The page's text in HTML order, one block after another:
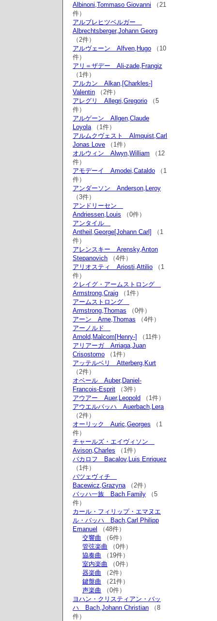
Albinoni,Tommaso Giovanni （21
件）
アルブレヒツベルガー
Albrechtsberger,Johann Georg
（2件）
アルヴェーン Alfven,Hugo （10
件）
アリ＝ザデー Ali-zade,Frangiz
（1件）
アルカン Alkan,[Charkles-]
Valentin （2件）
アレグリ Allegri,Gregorio （5
件）
アルゲーン Allgen,Claude
Loyola（1件）
アルムクヴェスト Almquist,Carl
Jonas Love （1件）
オルウィン Alwyn,William （12
件）
アモデーイ Amodei,Cataldo （1
件）
アンダーソン Anderson,Leroy
（3件）
アンドリーセン
Andriessen,Louis （0件）
アンタイル
Antheil,George[Johann Carl]
（1
件）
アレンスキー Arensky,Anton
Stepanovich （4件）
アリオスティ Ariosti,Attilio （1
件）
クレイグ・アームストロング
Armstrong,Craig （1件）
アームストロング
Armstrong,Thomas （0件）
アーン Arne,Thomas （4件）
アーノルド
Arnold,Malcom[Henry-]
（11件）
アリアーガ Arriaga,Juan
Crisostomo （1件）
アッテルベリ Atterberg,Kurt
（2件）
オベール Auber,Daniel-
Francois-Esprit （3件）
アウアー Auer,Leopold （1件）
アウエルバッハ Auerbach,Lera
（2件）
オーリック Auric,Georges （1
件）
チャールズ・エイヴィソン
Avison,Charles （1件）
バカロフ Bacalov,Luis Enriquez
（1件）
バツェヴィチ
Bacewicz,Grazyna（2件）
バッハ一族 Bach Family （5
件）
カール・フィリップ・エマヌエ
ル・バッハ Bach,Carl Philipp
Emanuel
（48件）
交響曲 （6件）
管弦楽曲 （0件）
協奏曲 （19件）
室内楽曲 （0件）
器楽曲 （2件）
鍵盤曲 （21件）
声楽曲 （0件）
ヨハン・クリスティアン・バッ
ハ Bach,Johann Christian （8
件）